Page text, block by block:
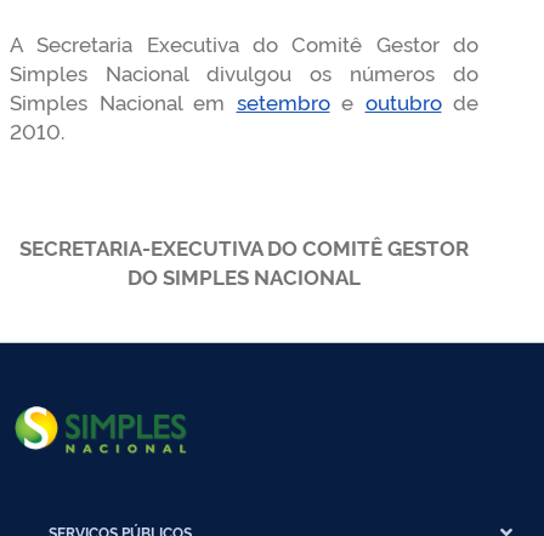
A Secretaria Executiva do Comitê Gestor do
Simples Nacional divulgou os números do
Simples Nacional em setembroe outubrode
2010.
SECRETARIA-EXECUTIVA DO COMITÊ GESTOR
DO SIMPLES NACIONAL